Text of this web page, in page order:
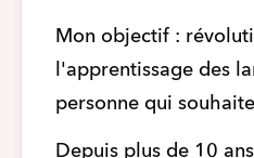
Mon objectif :
l'apprentissage des
personne qui
Depuis plus de 10